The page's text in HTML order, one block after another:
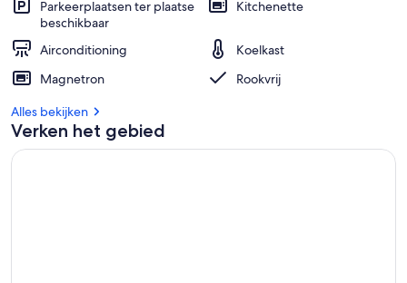
Interieur
Parkeerplaatsen ter plaatse
beschikbaar
Kitchenette
Airconditioning
Koelkast
Magnetron
Rookvrij
Alles bekijken
Verken het gebied